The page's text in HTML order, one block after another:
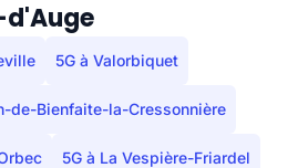
5G à Valorbiquet
de-Bienfaite-la-Cressonnière
5G à La Vespière-Friardel